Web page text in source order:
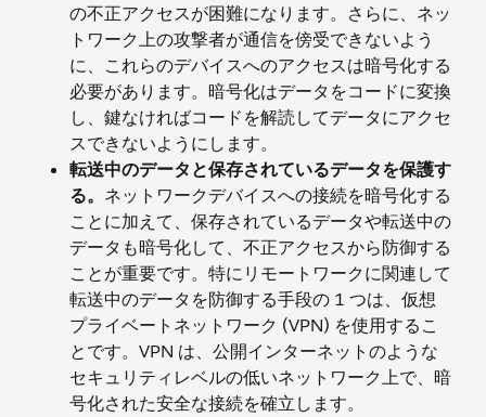
の不正アクセスが困難になります。さらに、ネッ
トワーク上の攻撃者が通信を傍受できないよう
に、これらのデバイスへのアクセスは暗号化する
必要があります。暗号化はデータをコードに変換
し、鍵なければコードを解読してデータにアクセ
スできないようにします。
転送中のデータと保存されているデータを保護す
る。 ネットワークデバイスへの接続を暗号化する
ことに加えて、保存されているデータや転送中の
データも暗号化して、不正アクセスから防御する
ことが重要です。特にリモートワークに関連して
転送中のデータを防御する手段の 1 つは、仮想
プライベートネットワーク (VPN) を使用するこ
とです。VPN は、公開インターネットのような
セキュリティレベルの低いネットワーク上で、暗
号化された安全な接続を確立します。